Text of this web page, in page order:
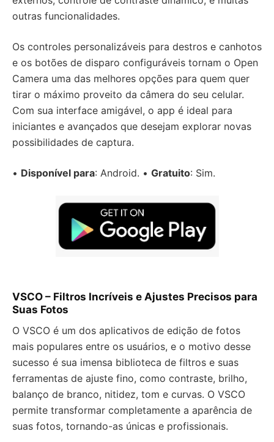
outras funcionalidades.
Os controles personalizáveis para destros e canhotos
e os botões de disparo configuráveis tornam o Open
Camera uma das melhores opções para quem quer
tirar o máximo proveito da câmera do seu celular.
Com sua interface amigável, o app é ideal para
iniciantes e avançados que desejam explorar novas
possibilidades de captura.
• Disponível para: Android. • Gratuito: Sim.
VSCO – Filtros Incríveis e Ajustes Precisos para
Suas Fotos
O VSCO é um dos aplicativos de edição de fotos
mais populares entre os usuários, e o motivo desse
sucesso é sua imensa biblioteca de filtros e suas
ferramentas de ajuste fino, como contraste, brilho,
balanço de branco, nitidez, tom e curvas. O VSCO
permite transformar completamente a aparência de
suas fotos, tornando-as únicas e profissionais.